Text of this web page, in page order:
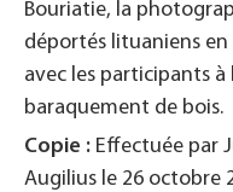
Bouriatie, la
déportés lituaniens en
avec les participants
baraquement de bois.
Copie : Effectuée par
Augilius le 26 octobre